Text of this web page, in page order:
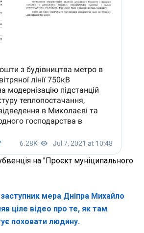
на "Проєкт муніципального
мера Дніпра Михайло
ціле відео про те, як там
поховати людину.